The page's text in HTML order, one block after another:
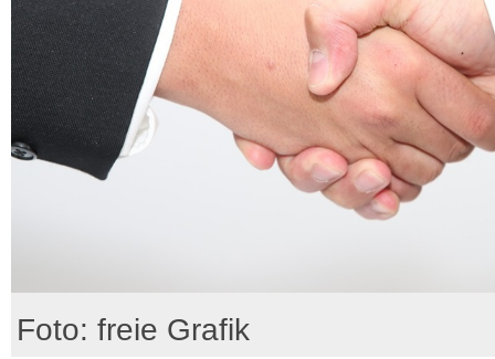
Foto: freie Grafik